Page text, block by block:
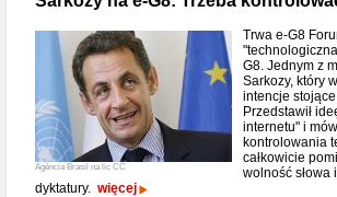
Agência Brasil na lic CC
Trwa e-G8
G8. Jednym z
Sarkozy, który
intencje
Przedstawił
internetu" i
kontrolowania
całkowicie
wolność słowa
dyktatury. więcej